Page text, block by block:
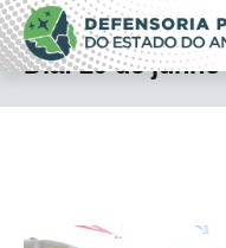
Pular
para
o
conteúdo
Defensoria
Amazonas
Dia:29 de junho